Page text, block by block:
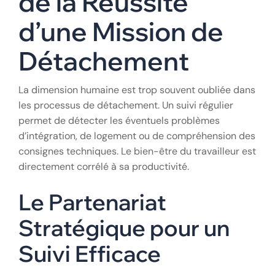
d’une Mission de
Détachement
La dimension humaine est trop souvent oubliée dans
les processus de détachement. Un suivi régulier
permet de détecter les éventuels problèmes
d’intégration, de logement ou de compréhension des
consignes techniques. Le bien-être du travailleur est
directement corrélé à sa productivité.
Le Partenariat
Stratégique pour un
Suivi Efficace